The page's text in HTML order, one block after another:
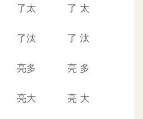
了太 了 太
了汰 了 汰
亮多 亮 多
亮大 亮 大